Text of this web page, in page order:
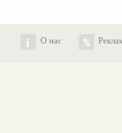
О нас